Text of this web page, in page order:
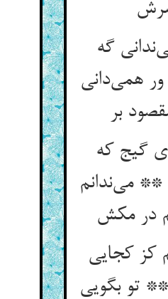
گه
همی‌دانی
گیج که
می‌ندانم
کز کجایی
تو بگویی